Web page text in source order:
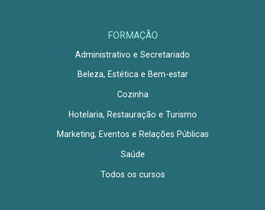
FORMAÇÃO
Administrativo e Secretariado
Beleza, Estética e Bem-estar
Cozinha
Hotelaria, Restauração e Turismo
Marketing, Eventos e Relações Públicas
Saúde
Todos os cursos